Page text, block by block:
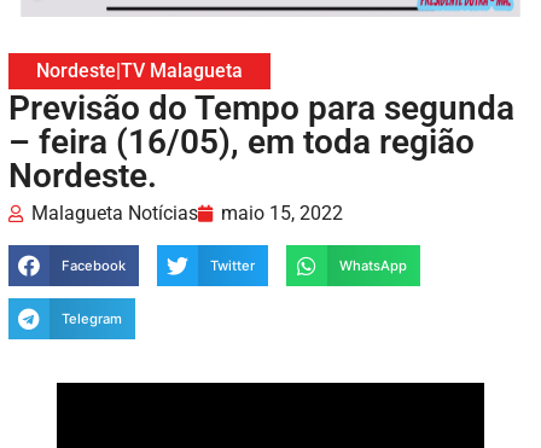
Nordeste|TV Malagueta
Previsão do Tempo para segunda
– feira (16/05), em toda região
Nordeste.
Malagueta Notícias maio 15, 2022
Facebook Twitter WhatsApp
Telegram